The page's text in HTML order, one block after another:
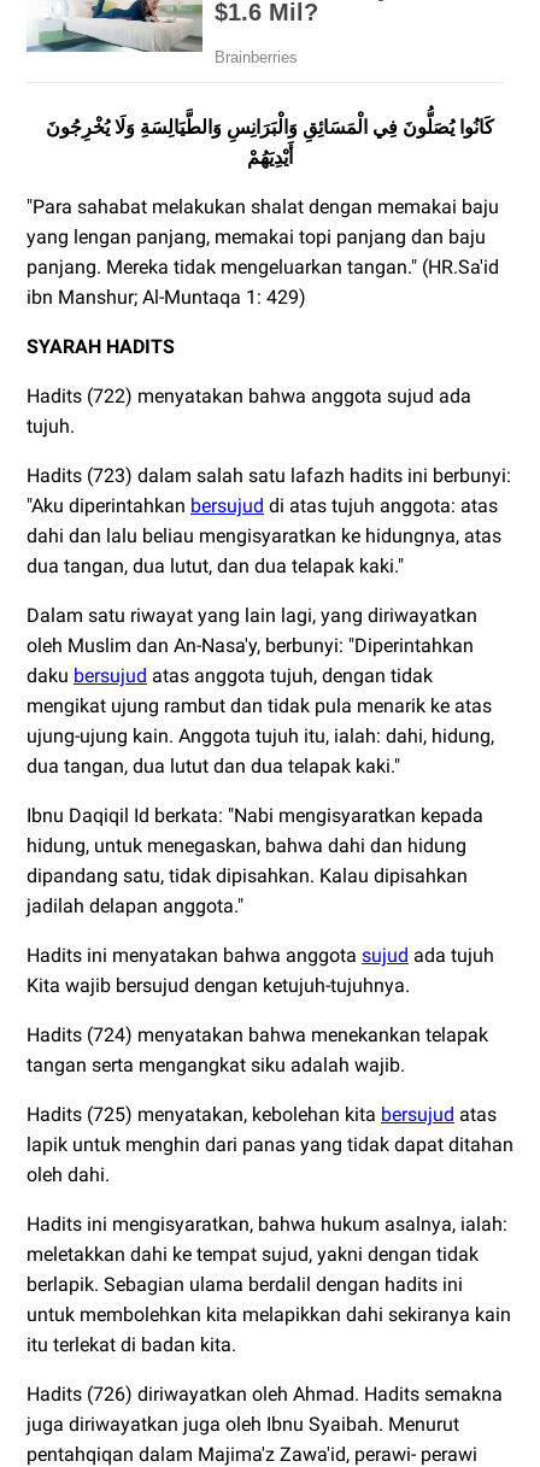
كَانُوا يُصَلُّونَ فِي الْمَسَائِقِ وَالْبَرَانِسِ وَالطَّيَالِسَةِ وَلَا يُخْرِجُونَ
أَيْدِيَهُمْ
"Para sahabat melakukan shalat dengan memakai baju
yang lengan panjang, memakai topi panjang dan baju
panjang. Mereka tidak mengeluarkan tangan." (HR.Sa'id
ibn Manshur; Al-Muntaqa 1: 429)
SYARAH HADITS
Hadits (722) menyatakan bahwa anggota sujud ada
tujuh.
Hadits (723) dalam salah satu lafazh hadits ini berbunyi:
"Aku diperintahkan bersujud di atas tujuh anggota: atas
dahi dan lalu beliau mengisyaratkan ke hidungnya, atas
dua tangan, dua lutut, dan dua telapak kaki."
Dalam satu riwayat yang lain lagi, yang diriwayatkan
oleh Muslim dan An-Nasa'y, berbunyi: "Diperintahkan
daku bersujud atas anggota tujuh, dengan tidak
mengikat ujung rambut dan tidak pula menarik ke atas
ujung-ujung kain. Anggota tujuh itu, ialah: dahi, hidung,
dua tangan, dua lutut dan dua telapak kaki."
Ibnu Daqiqil Id berkata: "Nabi mengisyaratkan kepada
hidung, untuk menegaskan, bahwa dahi dan hidung
dipandang satu, tidak dipisahkan. Kalau dipisahkan
jadilah delapan anggota."
Hadits ini menyatakan bahwa anggota sujud ada tujuh
Kita wajib bersujud dengan ketujuh-tujuhnya.
Hadits (724) menyatakan bahwa menekankan telapak
tangan serta mengangkat siku adalah wajib.
Hadits (725) menyatakan, kebolehan kita bersujud atas
lapik untuk menghin dari panas yang tidak dapat ditahan
oleh dahi.
Hadits ini mengisyaratkan, bahwa hukum asalnya, ialah:
meletakkan dahi ke tempat sujud, yakni dengan tidak
berlapik. Sebagian ulama berdalil dengan hadits ini
untuk membolehkan kita melapikkan dahi sekiranya kain
itu terlekat di badan kita.
Hadits (726) diriwayatkan oleh Ahmad. Hadits semakna
juga diriwayatkan juga oleh Ibnu Syaibah. Menurut
pentahqiqan dalam Majima'z Zawa'id, perawi- perawi